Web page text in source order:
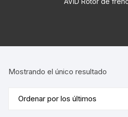
Mostrando el único resultado